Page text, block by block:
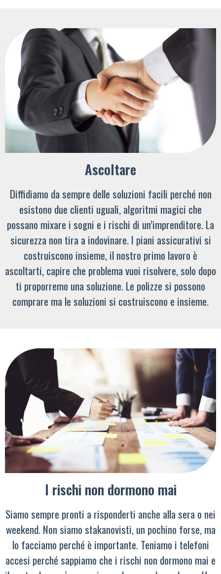
Ascoltare
Diffidiamo da sempre delle soluzioni facili perché non
esistono due clienti uguali, algoritmi magici che
possano mixare i sogni e i rischi di un’imprenditore. La
sicurezza non tira a indovinare. I piani assicurativi si
costruiscono insieme, il nostro primo lavoro è
ascoltarti, capire che problema vuoi risolvere, solo dopo
ti proporremo una soluzione. Le polizze si possono
comprare ma le soluzioni si costruiscono e insieme.
I rischi non dormono mai
Siamo sempre pronti a risponderti anche alla sera o nei
weekend. Non siamo stakanovisti, un pochino forse, ma
lo facciamo perché è importante. Teniamo i telefoni
accesi perché sappiamo che i rischi non dormono mai e